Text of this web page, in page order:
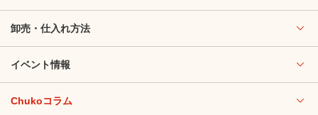
卸売・仕入れ方法
イベント情報
Chukoコラム